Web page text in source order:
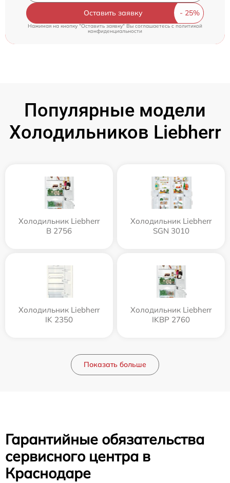
Оставить заявку
Нажимая на кнопку "Оставить заявку" Вы соглашаетесь cполитикой
конфиденциальности
Популярные модели
Холодильников Liebherr
Холодильник Liebherr
B 2756
Холодильник Liebherr
SGN 3010
Холодильник Liebherr
IK 2350
Холодильник Liebherr
IKBP 2760
Показать больше
Гарантийные обязательства
сервисного центра в
Краснодаре